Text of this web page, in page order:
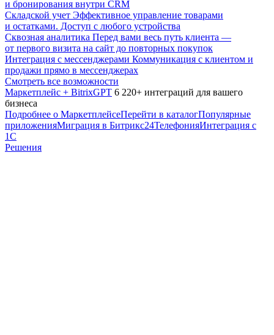
и бронирования внутри CRM
Складской учет Эффективное управление товарами
и остатками. Доступ с любого устройства
Сквозная аналитика Перед вами весь путь клиента —
от первого визита на сайт до повторных покупок
Интеграция с мессенджерами Коммуникация с клиентом и
продажи прямо в мессенджерах
Смотреть все возможности
Маркетплейс + BitrixGPT 6 220+ интеграций для вашего
бизнеса
Подробнее о МаркетплейсеПерейти в каталогПопулярные
приложенияМиграция в Битрикс24ТелефонияИнтеграция с
1С
Решения